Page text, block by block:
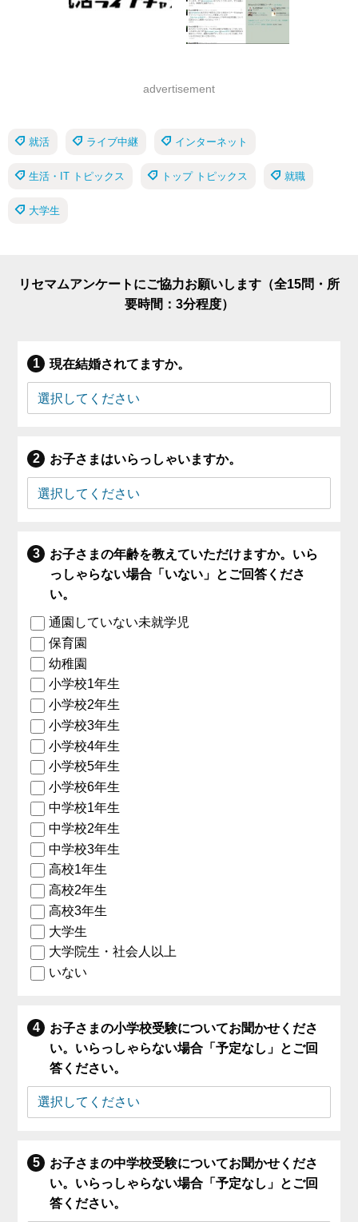
advertisement
就活 ライブ中継 インターネット
生活・IT トピックス トップ トピックス 就職
大学生
リセマムアンケートにご協力お願いします（全15問・所
要時間：3分程度）
現在結婚されてますか。
お子さまはいらっしゃいますか。
お子さまの年齢を教えていただけますか。いら
っしゃらない場合「いない」とご回答くださ
い。
通園していない未就学児
保育園
幼稚園
小学校1年生
小学校2年生
小学校3年生
小学校4年生
小学校5年生
小学校6年生
中学校1年生
中学校2年生
中学校3年生
高校1年生
高校2年生
高校3年生
大学生
大学院生・社会人以上
いない
お子さまの小学校受験についてお聞かせくださ
い。いらっしゃらない場合「予定なし」とご回
答ください。
お子さまの中学校受験についてお聞かせくださ
い。いらっしゃらない場合「予定なし」とご回
答ください。